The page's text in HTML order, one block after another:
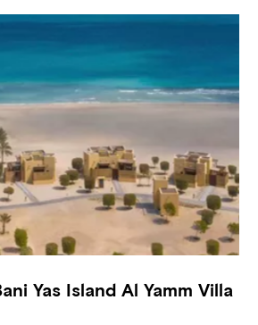
Yas Island Al Yamm Villa